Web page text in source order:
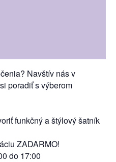
Navštív nás v
poradiť s výberom
funkčný a štýlový šatník
ZADARMO!
do 17:00